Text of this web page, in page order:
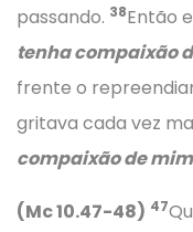
passando. 38Então
tenha compaixão
frente o
gritava cada vez
compaixão de
(Mc 10.47-48) 47